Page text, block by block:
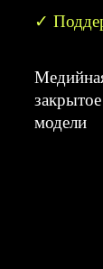
✓
модели